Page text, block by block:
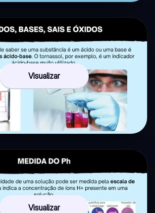
Visualizar
Visualizar